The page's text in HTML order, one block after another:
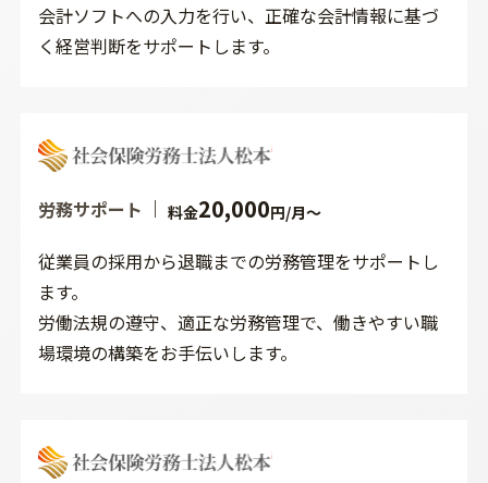
会計ソフトへの入力を行い、正確な会計情報に基づ
く経営判断をサポートします。
労務サポート 料金20,000円/月～
従業員の採用から退職までの労務管理をサポートし
ます。
労働法規の遵守、適正な労務管理で、働きやすい職
場環境の構築をお手伝いします。